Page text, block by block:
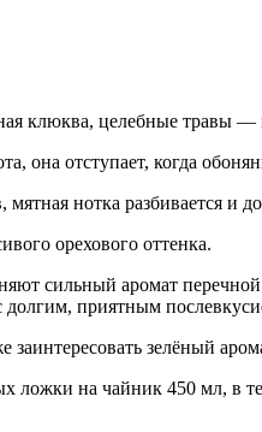
клюква, целебные травы
она отступает, когда
нотка разбивается
орехового оттенка.
сильный аромат
приятным
зелёный
ложки на чайник 450 мл, в